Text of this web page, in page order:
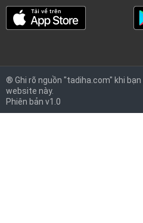
® Ghi rõ nguồn "tadiha.com" khi
website này.
Phiên bản v1.0